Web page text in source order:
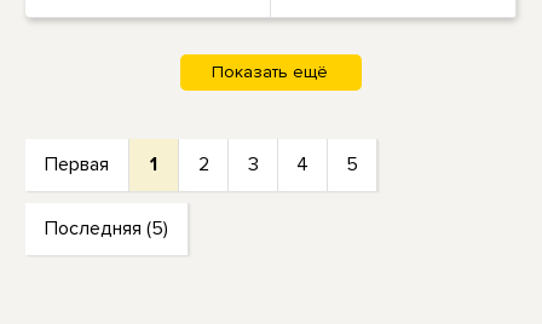
Первая 1 2 3 4 5
Последняя (5)